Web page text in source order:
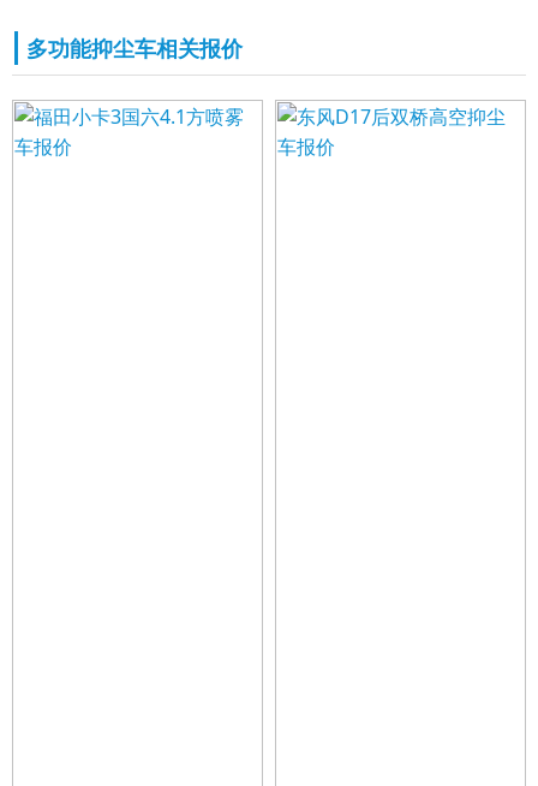
多功能抑尘车相关报价